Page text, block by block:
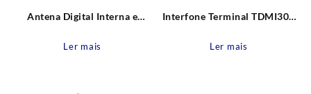
Antena Digital Interna e
base magnética Proeletronic
Ler mais
Interfone Terminal TDMI300
Ler mais